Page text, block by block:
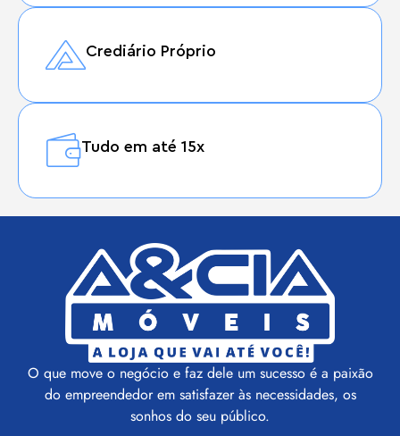
Crediário Próprio
Tudo em até 15x
O que move o negócio e faz dele um sucesso é a paixão
do empreendedor em satisfazer às necessidades, os
sonhos do seu público.